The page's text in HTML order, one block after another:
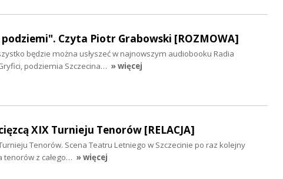
Czyta Piotr Grabowski [ROZMOWA]
będzie można usłyszeć w najnowszym audiobooku Radia
podziemia Szczecina… » więcej
XIX Turnieju Tenorów [RELACJA]
Tenorów. Scena Teatru Letniego w Szczecinie po raz kolejny
tenorów z całego… » więcej